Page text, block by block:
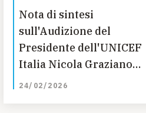
Nota di sintesi
sull'Audizione del
Presidente dell'UNICEF
Italia Nicola Graziano
presso la Commissione
24/02/2026